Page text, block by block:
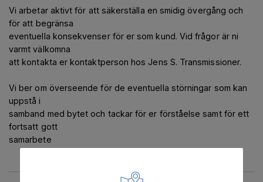
Vi arbetar aktivt för att säkerställa en smidig övergång och
för att begränsa
eventuella konsekvenser för er som kund. Vid frågor är ni
varmt välkomna
att kontakta er kontaktperson hos Jens S. Transmissioner.
Vi ber om överseende för de eventuella störningar som kan
uppstå i
samband med bytet och tackar för er förståelse samt för ett
fortsatt gott
samarbete